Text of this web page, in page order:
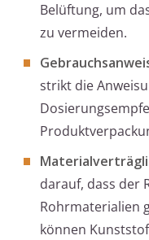
Belüftung, um
zu vermeiden.
strikt die
darauf, dass der
Rohrmaterialien
können